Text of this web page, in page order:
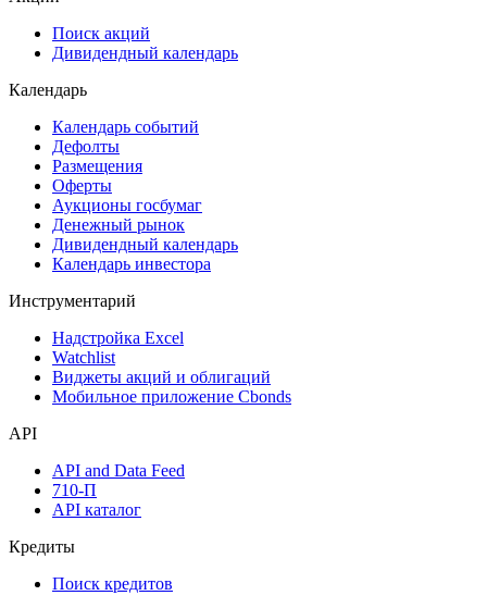
Поиск акций
Дивидендный календарь
Календарь
Календарь событий
Дефолты
Размещения
Оферты
Аукционы госбумаг
Денежный рынок
Дивидендный календарь
Календарь инвестора
Инструментарий
Надстройка Excel
Watchlist
Виджеты акций и облигаций
Мобильное приложение Cbonds
API
API and Data Feed
710-П
API каталог
Кредиты
Поиск кредитов